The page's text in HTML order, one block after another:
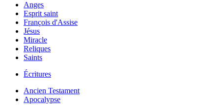
Anges
Esprit saint
François d'Assise
Jésus
Miracle
Reliques
Saints
Écritures
Ancien Testament
Apocalypse